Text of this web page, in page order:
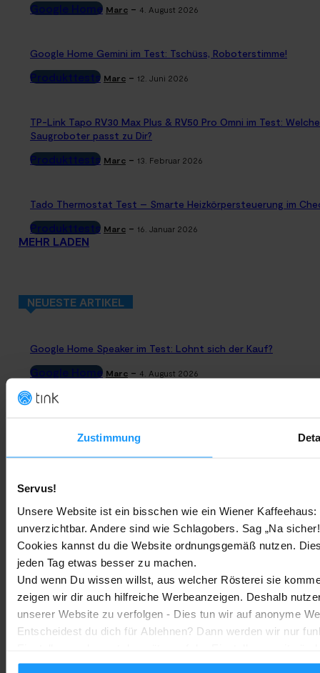
Zustimmung
Servus!
Unsere Website ist ein bisschen wie ein Wiener
unverzichtbar. Andere sind wie Schlagobers. Sag „Na
Cookies kannst du die Website ordnungsgemäß nutzen.
jeden Tag etwas besser zu machen.
Und wenn Du wissen willst, aus welcher Rösterei sie
zeigen wir dir auch hilfreiche Werbeanzeigen. Deshalb
unserer Website zu verfolgen - Dies tun wir auf anonyme
Entscheidest du dich für Ablehnen? Dann werden wir nur
Google Home Marc - 4. August 2026
Google Home Gemini im Test: Tschüss, Roboterstimme!
Produkttests Marc - 12. Juni 2026
TP-Link Tapo RV30 Max Plus & RV50 Pro Omni im Test:
Saugroboter passt zu Dir?
Produkttests Marc - 13. Februar 2026
Tado Thermostat Test – Smarte Heizkörpersteuerung im
Produkttests Marc - 16. Januar 2026
MEHR LADEN
NEUESTE ARTIKEL
Google Home Speaker im Test: Lohnt sich der Kauf?
Google Home Marc - 4. August 2026
Bestenlisten Marc - 3. August 2026
Kopfhörern
Trends & Technologien - 2. August 2026
Homematic IP Kamera: Die neue Kamerafamilie im Überblick
Smarte Sicherheit -
MEHR LADEN